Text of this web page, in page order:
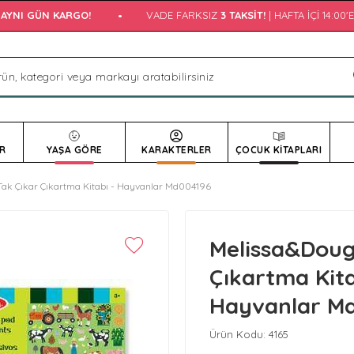
GÜN KARGO! VADE FARKSIZ 3 TAKSIT! | HAFTA İÇI 14:00'E
YAŞA GÖRE KARAKTERLER ÇOCUK KİTAPLARI
Çıkar Çıkartma Kitabı - Hayvanlar Md004196
Çıkartma
Hayvanlar
Ürün Kodu: 4165